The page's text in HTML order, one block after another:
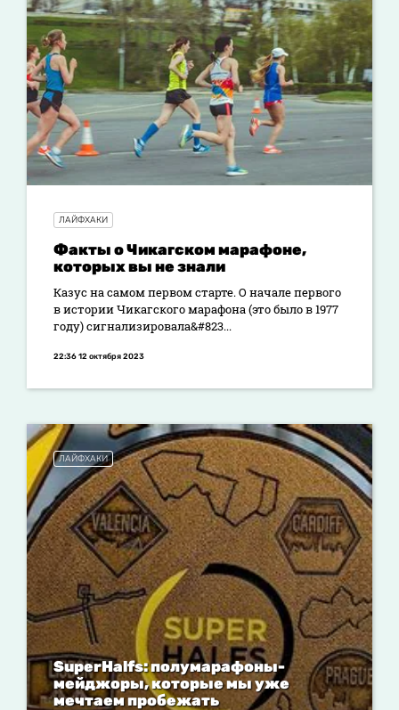
ЛАЙФХАКИ
Факты о Чикагском марафоне,
которых вы не знали
Казус на самом первом старте. О начале первого
в истории Чикагского марафона (это было в 1977
году) сигнализировала&#823...
22:36 12 октября 2023
ЛАЙФХАКИ
SuperHalfs: полумарафоны-
мейджоры, которые мы уже
мечтаем пробежать